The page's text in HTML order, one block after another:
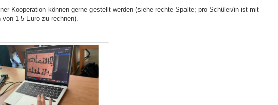
Kooperation können gerne gestellt werden (siehe rechte Spalte; pro Schüler/in ist mit
von 1-5 Euro zu rechnen).